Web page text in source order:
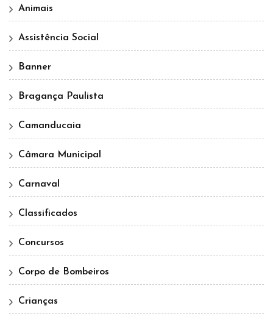
Animais
Assistência Social
Banner
Bragança Paulista
Camanducaia
Câmara Municipal
Carnaval
Classificados
Concursos
Corpo de Bombeiros
Crianças